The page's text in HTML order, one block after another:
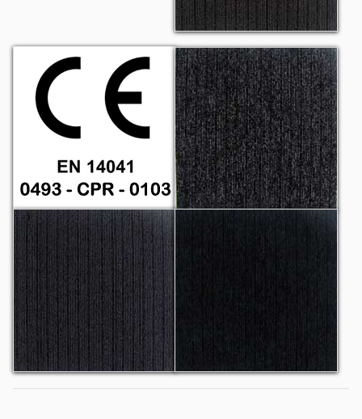
CE High Density 1606
High Density 1607